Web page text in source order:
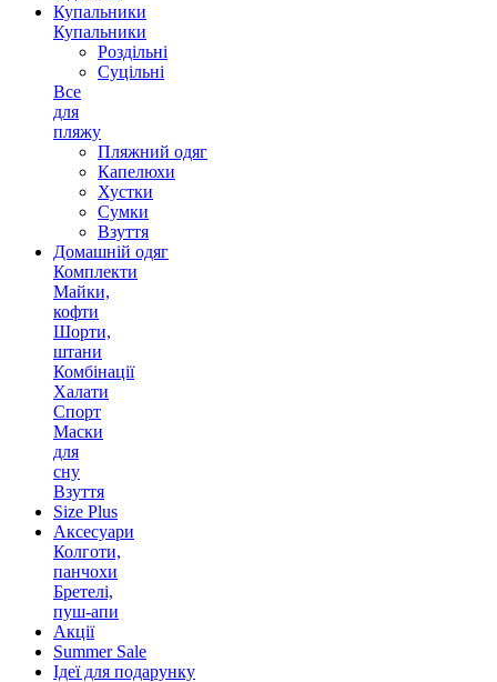
Купальники
Купальники
Роздільні
Суцільні
Все
для
пляжу
Пляжний одяг
Капелюхи
Хустки
Сумки
Взуття
Домашній одяг
Комплекти
Майки,
кофти
Шорти,
штани
Комбінації
Халати
Спорт
Маски
для
сну
Взуття
Size Plus
Аксесуари
Колготи,
панчохи
Бретелі,
пуш-апи
Акції
Summer Sale
Ідеї для подарунку